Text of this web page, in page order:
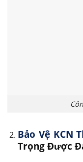
Bảo Vệ KCN
Trọng Được